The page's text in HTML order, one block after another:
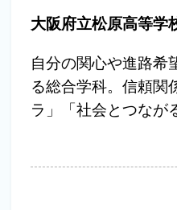
大阪府立松原高等学
自分の関心や進路希
る総合学科。信頼関
ラ」「社会とつなが